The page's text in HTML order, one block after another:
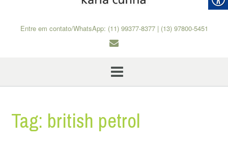
Entre em contato/WhatsApp: (11) 99377-8377 | (13) 97800-5451
Tag: british petrol